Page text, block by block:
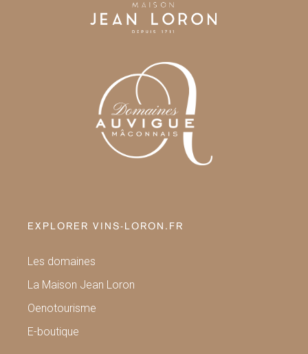
EXPLORER VINS-LORON.FR
Les domaines
La Maison Jean Loron
Oenotourisme
E-boutique